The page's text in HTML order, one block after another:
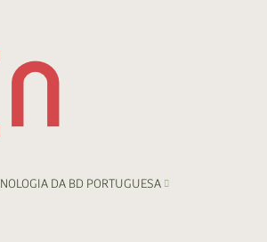
DA BD PORTUGUESA